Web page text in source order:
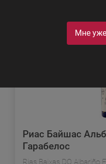
Мне
Риас Байшас
Гарабелос
Rias Baixas DO Albariño